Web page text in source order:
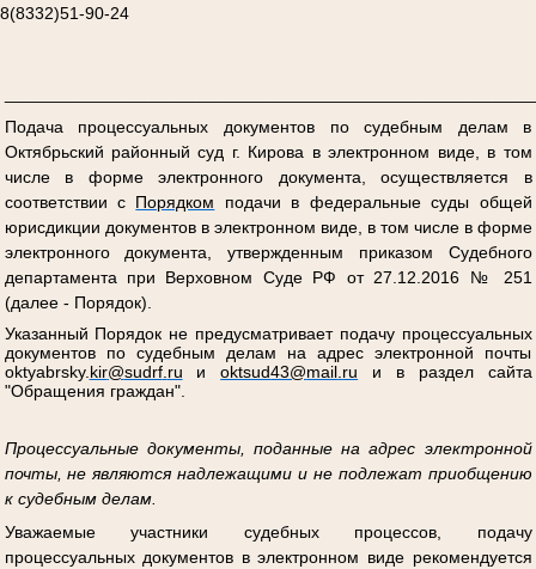
8(8332)51-90-24
Подача процессуальных документов по судебным делам в
Октябрьский районный суд г. Кирова в электронном виде, в том
числе в форме электронного документа, осуществляется в
соответствии с Порядком подачи в федеральные суды общей
юрисдикции документов в электронном виде, в том числе в форме
электронного документа, утвержденным приказом Судебного
департамента при Верховном Суде РФ от 27.12.2016 № 251
(далее - Порядок).
Указанный Порядок не предусматривает подачу процессуальных
документов по судебным делам на адрес электронной почты
oktyabrsky. kir@sudrf. ru иoktsud43@mail ru
и в раздел сайта
"Обращения граждан".
Процессуальные документы, поданные на адрес электронной
почты, не являются надлежащими и не подлежат приобщению
к судебным делам.
Уважаемые участники судебных процессов, подачу
процессуальных документов в электронном виде рекомендуется